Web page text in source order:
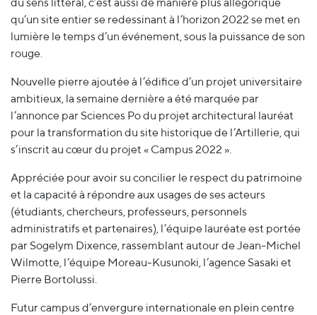
qu’un site entier se redessinant à l’horizon 2022 se met en
lumière le temps d’un événement, sous la puissance de son
rouge.
Nouvelle pierre ajoutée à l’édifice d’un projet universitaire
ambitieux, la semaine dernière a été marquée par
l’annonce par Sciences Po du projet architectural lauréat
pour la transformation du site historique de l’Artillerie, qui
s’inscrit au cœur du projet « Campus 2022 ».
Appréciée pour avoir su concilier le respect du patrimoine
et la capacité à répondre aux usages de ses acteurs
(étudiants, chercheurs, professeurs, personnels
administratifs et partenaires), l’équipe lauréate est portée
par Sogelym Dixence, rassemblant autour de Jean-Michel
Wilmotte, l’équipe Moreau-Kusunoki, l’agence Sasaki et
Pierre Bortolussi.
Futur campus d’envergure internationale en plein centre